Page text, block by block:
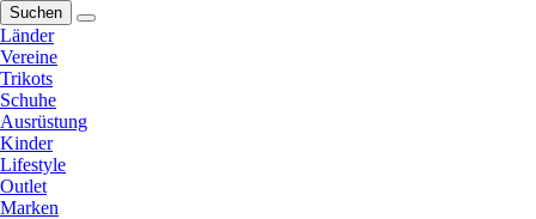
Suchen
Länder
Vereine
Trikots
Schuhe
Ausrüstung
Kinder
Lifestyle
Outlet
Marken